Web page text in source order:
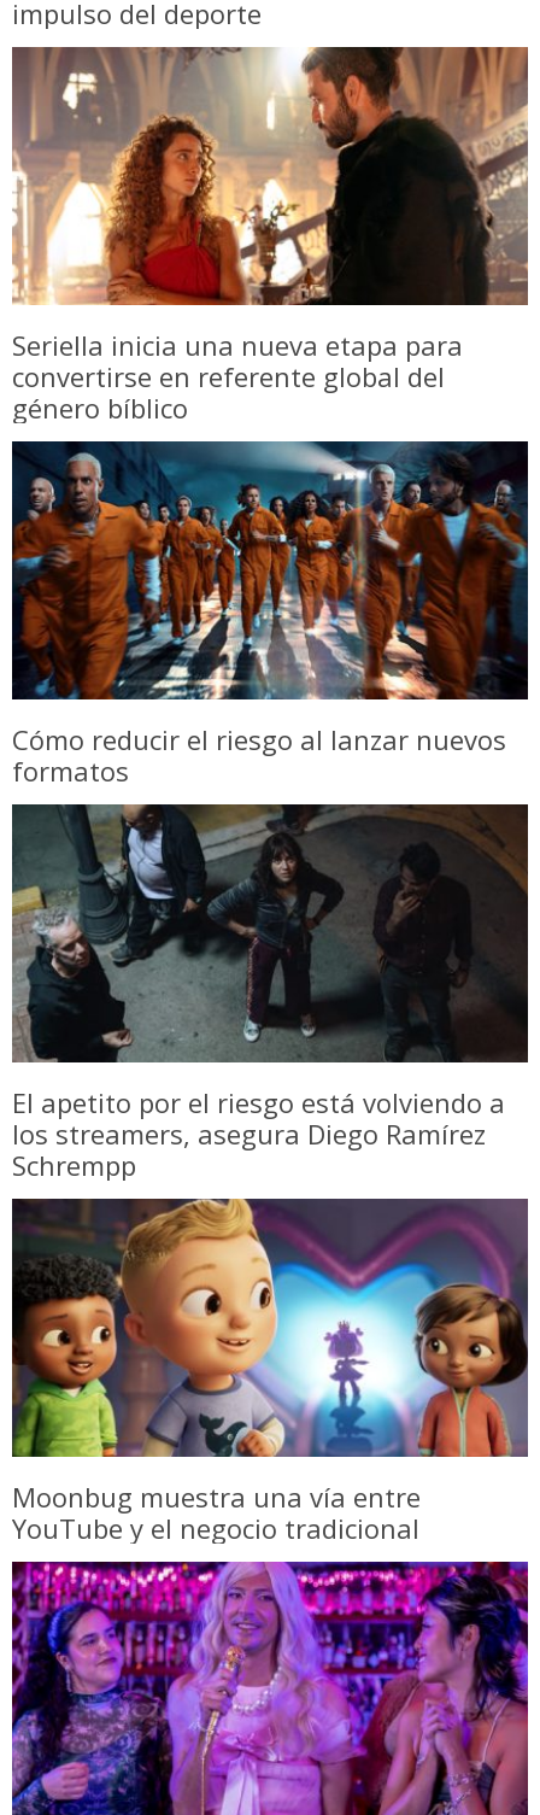
impulso del deporte
Seriella inicia una nueva etapa para
convertirse en referente global del
género bíblico
Cómo reducir el riesgo al lanzar nuevos
formatos
El apetito por el riesgo está volviendo a
los streamers, asegura Diego Ramírez
Schrempp
Moonbug muestra una vía entre
YouTube y el negocio tradicional